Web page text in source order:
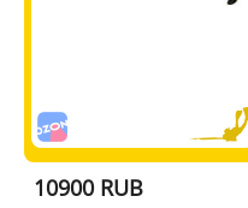
10900 RUB